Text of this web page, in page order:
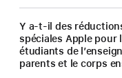
Y a-t-il des
spéciales Apple pour
étudiants de
parents et le corps